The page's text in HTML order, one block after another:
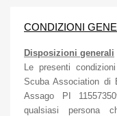
CONDIZIONI
Disposizioni generali
Le presenti
Scuba Association di
Assago PI
qualsiasi persona